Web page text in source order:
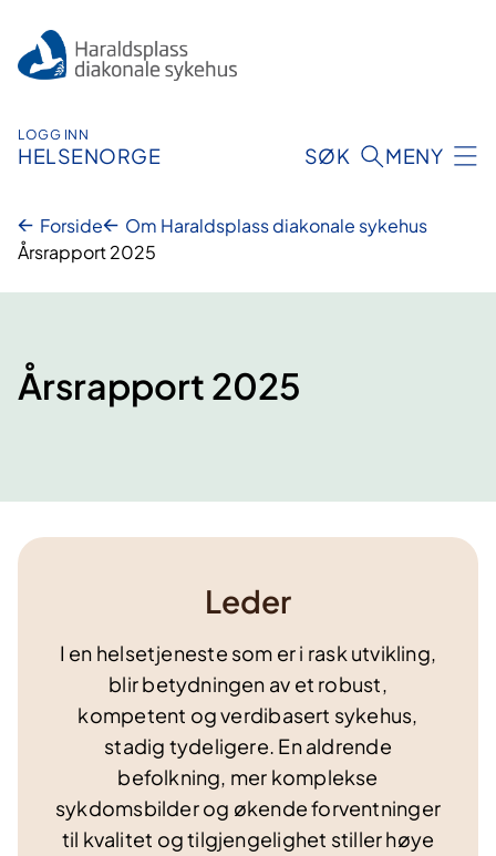
innhold
LOGG INN
HELSENORGE SØK MENY
Forside
Om Haraldsplass diakonale sykehus
Årsrapport 2025
Årsrapport 2025
Leder
I en helsetjeneste som er i rask utvikling,
blir betydningen av et robust,
kompetent og verdibasert sykehus,
stadig tydeligere. En aldrende
befolkning, mer komplekse
sykdomsbilder og økende forventninger
til kvalitet og tilgjengelighet stiller høye